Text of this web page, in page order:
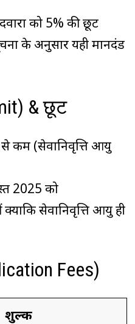
को 5% की छूट
के अनुसार यही मानदंड
& छूट
कम (सेवानिवृत्ति आयु
2025 को
सेवानिवृत्ति आयु ही
Fees)
शुल्क